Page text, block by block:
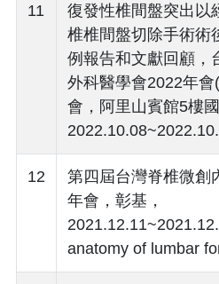
11
復發性椎間盤突出以
椎椎間盤切除手術術
例報告和文獻回顧，
外科醫學會2022年會
會，阿里山賓館5樓
12
第四屆台灣脊椎微創
年會，彰基，
anatomy of lumbar